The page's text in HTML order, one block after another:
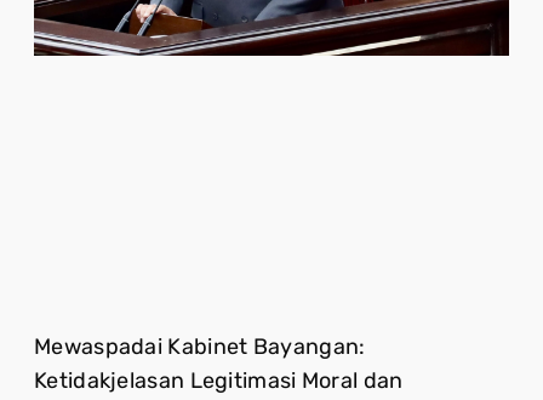
Mewaspadai Kabinet Bayangan:
Ketidakjelasan Legitimasi Moral dan